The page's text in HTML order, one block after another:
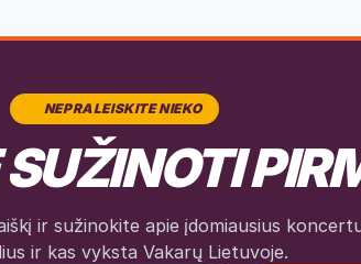
NEPRALEISKITE NIEKO
ir sužinokite apie įdomiausius
ir kas vyksta Vakarų Lietuvoje.